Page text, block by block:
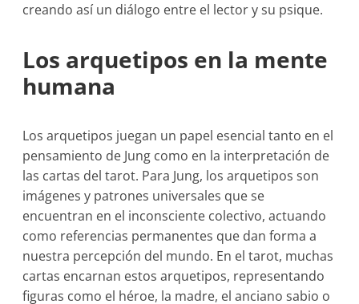
creando así un diálogo entre el lector y su psique.
Los arquetipos en la mente
humana
Los arquetipos juegan un papel esencial tanto en el
pensamiento de Jung como en la interpretación de
las cartas del tarot. Para Jung, los arquetipos son
imágenes y patrones universales que se
encuentran en el inconsciente colectivo, actuando
como referencias permanentes que dan forma a
nuestra percepción del mundo. En el tarot, muchas
cartas encarnan estos arquetipos, representando
figuras como el héroe, la madre, el anciano sabio o